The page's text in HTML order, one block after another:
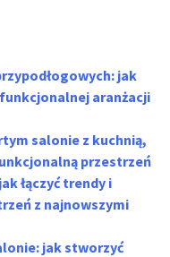
jak
aranżacji
salonie z kuchnią,
przestrzeń
łączyć trendy i
z najnowszymi
jak stworzyć